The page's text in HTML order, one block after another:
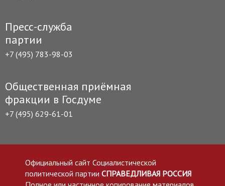
Пресс-служба
партии
+7 (495) 783-98-03
Общественная приёмная
фракции в Госдуме
+7 (495) 629-61-01
Официальный сайт Социалистической
политической партии СПРАВЕДЛИВАЯ РОССИЯ